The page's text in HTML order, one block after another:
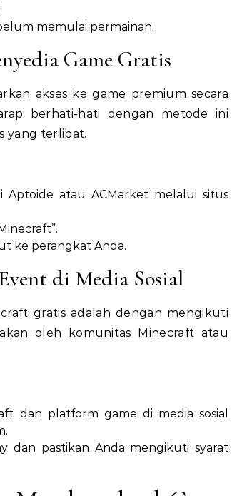
memulai permainan.
Game Gratis
akses ke game premium secara
berhati-hati dengan metode ini
yang terlibat.
Aptoide atau ACMarket melalui situs
ke perangkat Anda.
di Media Sosial
gratis adalah dengan mengikuti
oleh komunitas Minecraft atau
dan platform game di media sosial
dan pastikan Anda mengikuti syarat